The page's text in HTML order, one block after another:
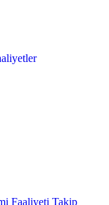
Faaliyeti Takip